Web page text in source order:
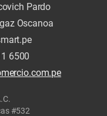
Pardo
Oscanoa
6500
#532